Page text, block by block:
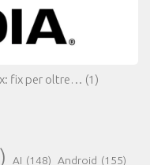
fix per oltre… (1)
AI (148) Android (155)